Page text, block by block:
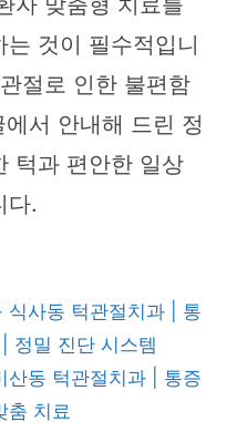
것이 필수적입니
절로 인한 불편함
서 안내해 드린 정
턱과 편안한 일상
다.
식사동 턱관절치과 | 통
정밀 진단 시스템
산동 턱관절치과 | 통증
춤 치료